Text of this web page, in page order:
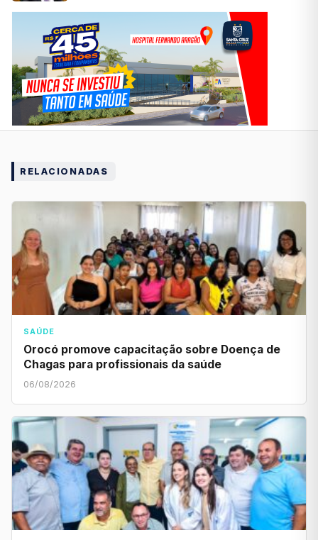
RELACIONADAS
SAÚDE
Orocó promove capacitação sobre Doença de
Chagas para profissionais da saúde
06/08/2026